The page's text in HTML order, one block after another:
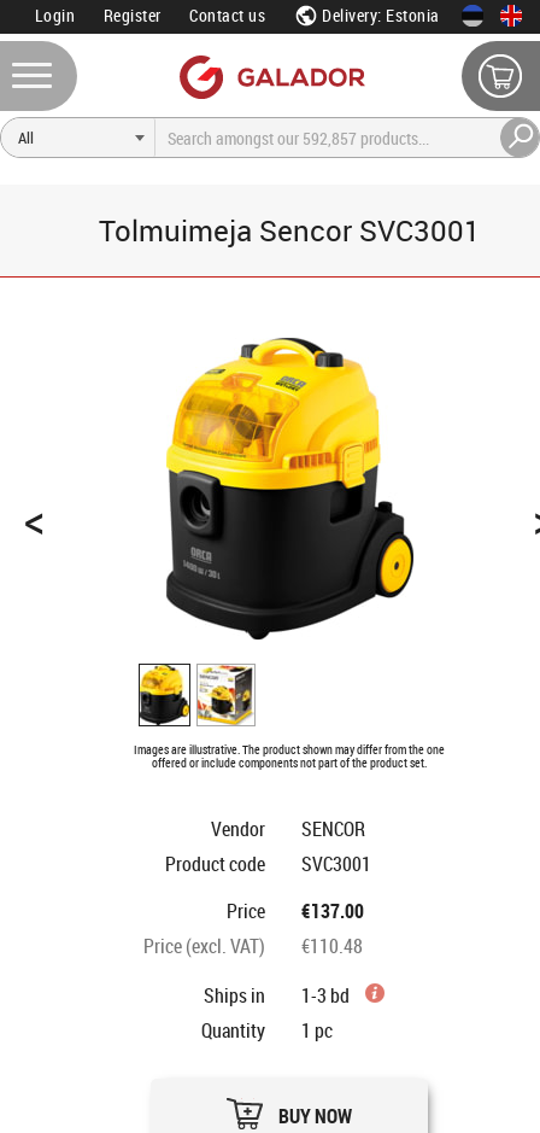
Login Register Contact us Delivery: Estonia
Tolmuimeja Sencor SVC3001
<
Images are illustrative. The product shown may differ from the one
offered or include components not part of the product set.
Vendor
SENCOR
Product code
SVC3001
Price
€137.00
Price (excl. VAT)
€110.48
Ships in
1-3 bd
Quantity
1 pc
BUY NOW